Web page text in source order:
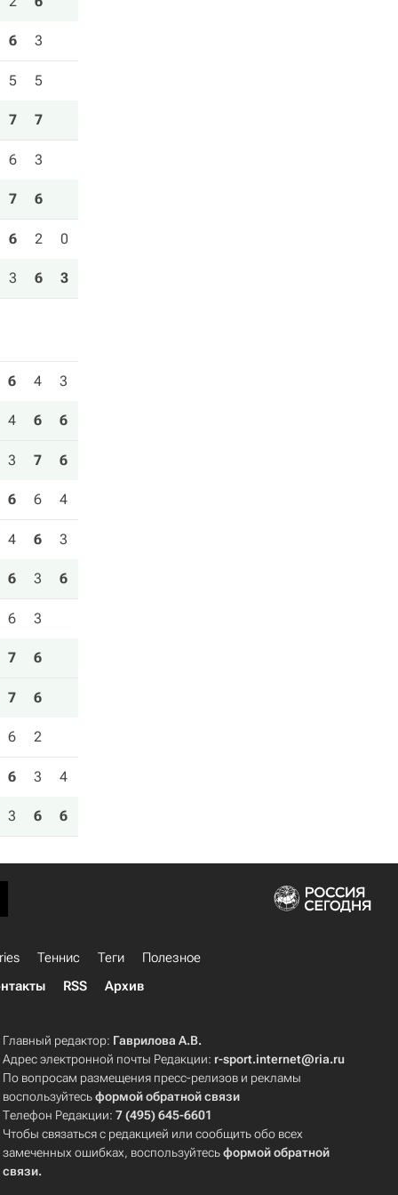
6 3
5 5
7 7
6 3
7 6
6 2 0
3 6 3
6 4 3
4 6 6
3 7 6
6 6 4
4 6 3
6 3 6
6 3
7 6
7 6
6 2
6 3 4
3 6 6
Теннис Теги
Полезное
RSS Архив
Главный редактор: Гаврилова А.В.
Адрес электронной почты Редакции: r-sport.internet@ria.ru
По вопросам размещения пресс-релизов и рекламы
воспользуйтесьформой обратной связи
Телефон Редакции:7 (495) 645-6601
Чтобы связаться с редакцией или сообщить обо всех
замеченных ошибках, воспользуйтесьформой обратной
связи.